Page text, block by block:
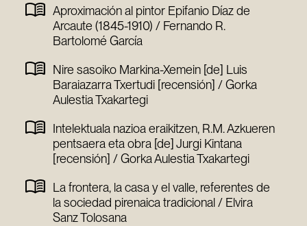
Aproximación al pintor Epifanio Díaz de
Arcaute (1845-1910) / Fernando R.
Bartolomé García
Nire sasoiko Markina-Xemein [de] Luis
Baraiazarra Txertudi [recensión] / Gorka
Aulestia Txakartegi
Intelektuala nazioa eraikitzen, R.M. Azkueren
pentsaera eta obra [de] Jurgi Kintana
[recensión] / Gorka Aulestia Txakartegi
La frontera, la casa y el valle, referentes de
la sociedad pirenaica tradicional / Elvira
Sanz Tolosana